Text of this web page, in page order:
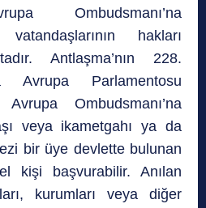
Ombudsmanı’na
hakları
Antlaşma’nın 228.
Avrupa Parlamentosu
Ombudsmanı’na
veya ikametgahı ya da
bir üye devlette bulunan
kişi başvurabilir. Anılan
kurumları veya diğer